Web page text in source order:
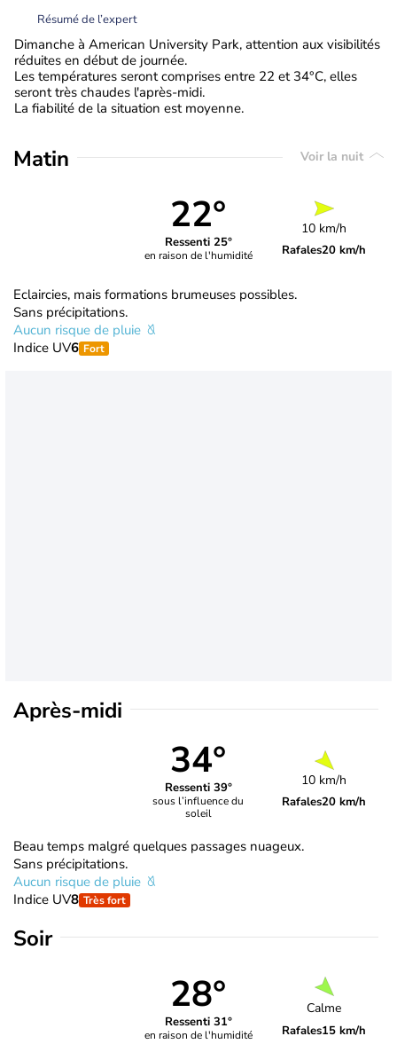
Résumé de l’expert
Dimanche à American University Park, attention aux visibilités
réduites en début de journée.
Les températures seront comprises entre 22 et 34°C, elles
seront très chaudes l'après-midi.
La fiabilité de la situation est moyenne.
Matin Voir la nuit
22°
Ressenti 25°
en raison de l'humidité
10 km/h
Rafales20 km/h
Eclaircies, mais formations brumeuses possibles.
Sans précipitations.
Aucun risque de pluie
Indice UV6 Fort
Après-midi
34°
Ressenti 39°
sous l’influence du
soleil
10 km/h
Rafales20 km/h
Beau temps malgré quelques passages nuageux.
Sans précipitations.
Aucun risque de pluie
Indice UV8 Très fort
Soir
28°
Ressenti 31°
en raison de l'humidité
Calme
Rafales15 km/h